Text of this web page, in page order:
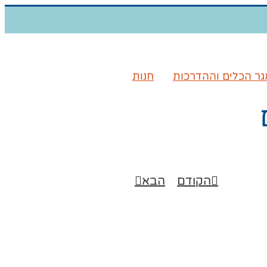
חנות הכלים וההדרכות
הקודם הבא